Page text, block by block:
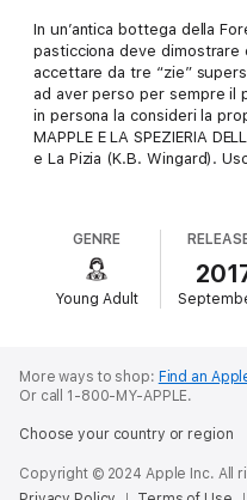
In un’antica bottega della
pasticciona deve
accettare da tre “zie”
ad aver perso per sempre il
in persona la consideri la
MAPPLE E LA SPEZIERIA
e La Pizia (K.B. Wingard).
"Spezie&Delizie"
bambini, figurarsi una
un cassonetto. Figurarsi!!!
faccia pallidissima. E il fatto
poi, era un segno di sfortuna
davvero e avesse preso il
GENRE
Young Adult
More ways to shop: Find an
Or call 1-800-MY-APPLE.
Choose your country or region
Copyright © 2024 Apple Inc. All